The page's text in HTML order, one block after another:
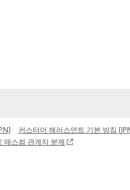
커스터머 해러스먼트 기본 방침
매스컴 관계자 분께